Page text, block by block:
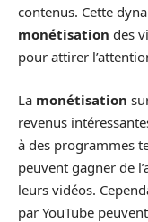
contenus. Cette
monétisation des
pour attirer
La monétisation
revenus
à des programmes
peuvent gagner de
leurs vidéos.
par YouTube